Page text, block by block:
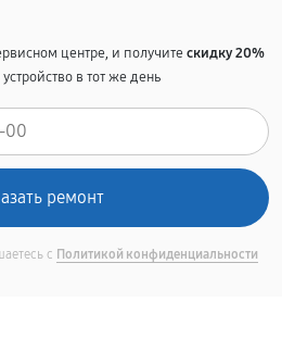
центре, и получитескидку 20%
в тот же день
с Политикой конфиденциальности